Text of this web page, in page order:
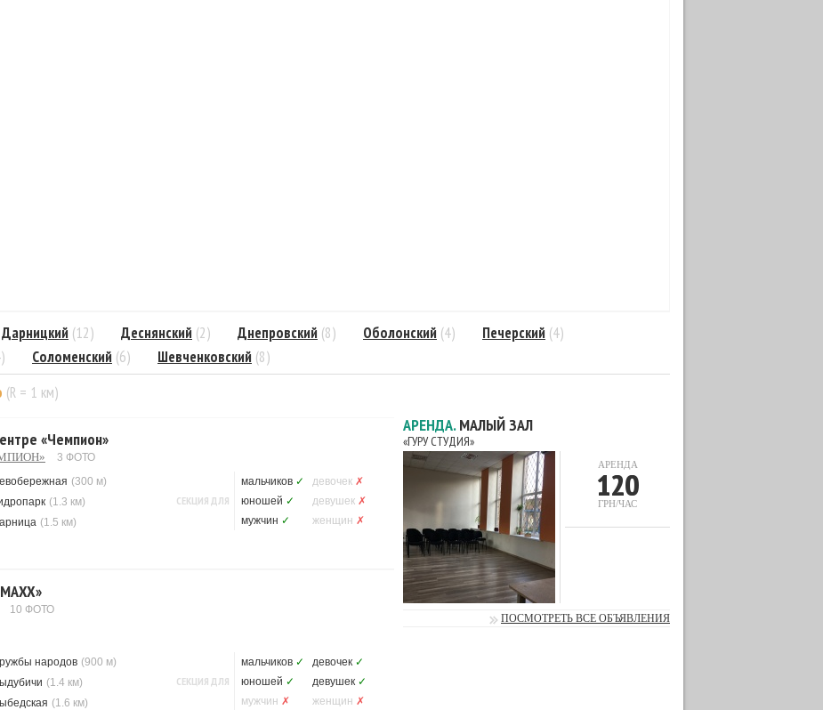
Дарницкий (12) Деснянский (2) Днепровский (8) Оболонский (4) Печерский (4)
Соломенский (6) Шевченковский (8)
(R = 1 км)
«Чемпион»
3 ФОТО
(300 м)
(1.3 км)
(1.5 км)
СЕКЦИЯ ДЛЯ
мальчиков ✓ девочек ✗
юношей ✓ девушек ✗
мужчин ✓ женщин ✗
10 ФОТО
народов (900 м)
(1.4 км)
(1.6 км)
СЕКЦИЯ ДЛЯ
мальчиков ✓ девочек ✓
юношей ✓ девушек ✓
мужчин ✗ женщин ✗
АРЕНДА.МАЛЫЙ ЗАЛ
«ГУРУ СТУДИЯ»
АРЕНДА
120
ГРН/ЧАС
ПОСМОТРЕТЬ ВСЕ ОБЪЯВЛЕНИЯ